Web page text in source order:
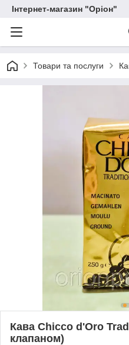
Інтернет-магазин "Оріон"
Товари та послуги
Кава Chicco d'Oro
клапаном)